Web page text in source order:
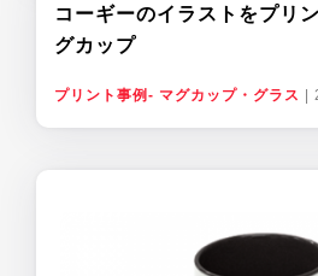
コーギーのイラストをプリ
グカップ
プリント事例- マグカップ・グラス